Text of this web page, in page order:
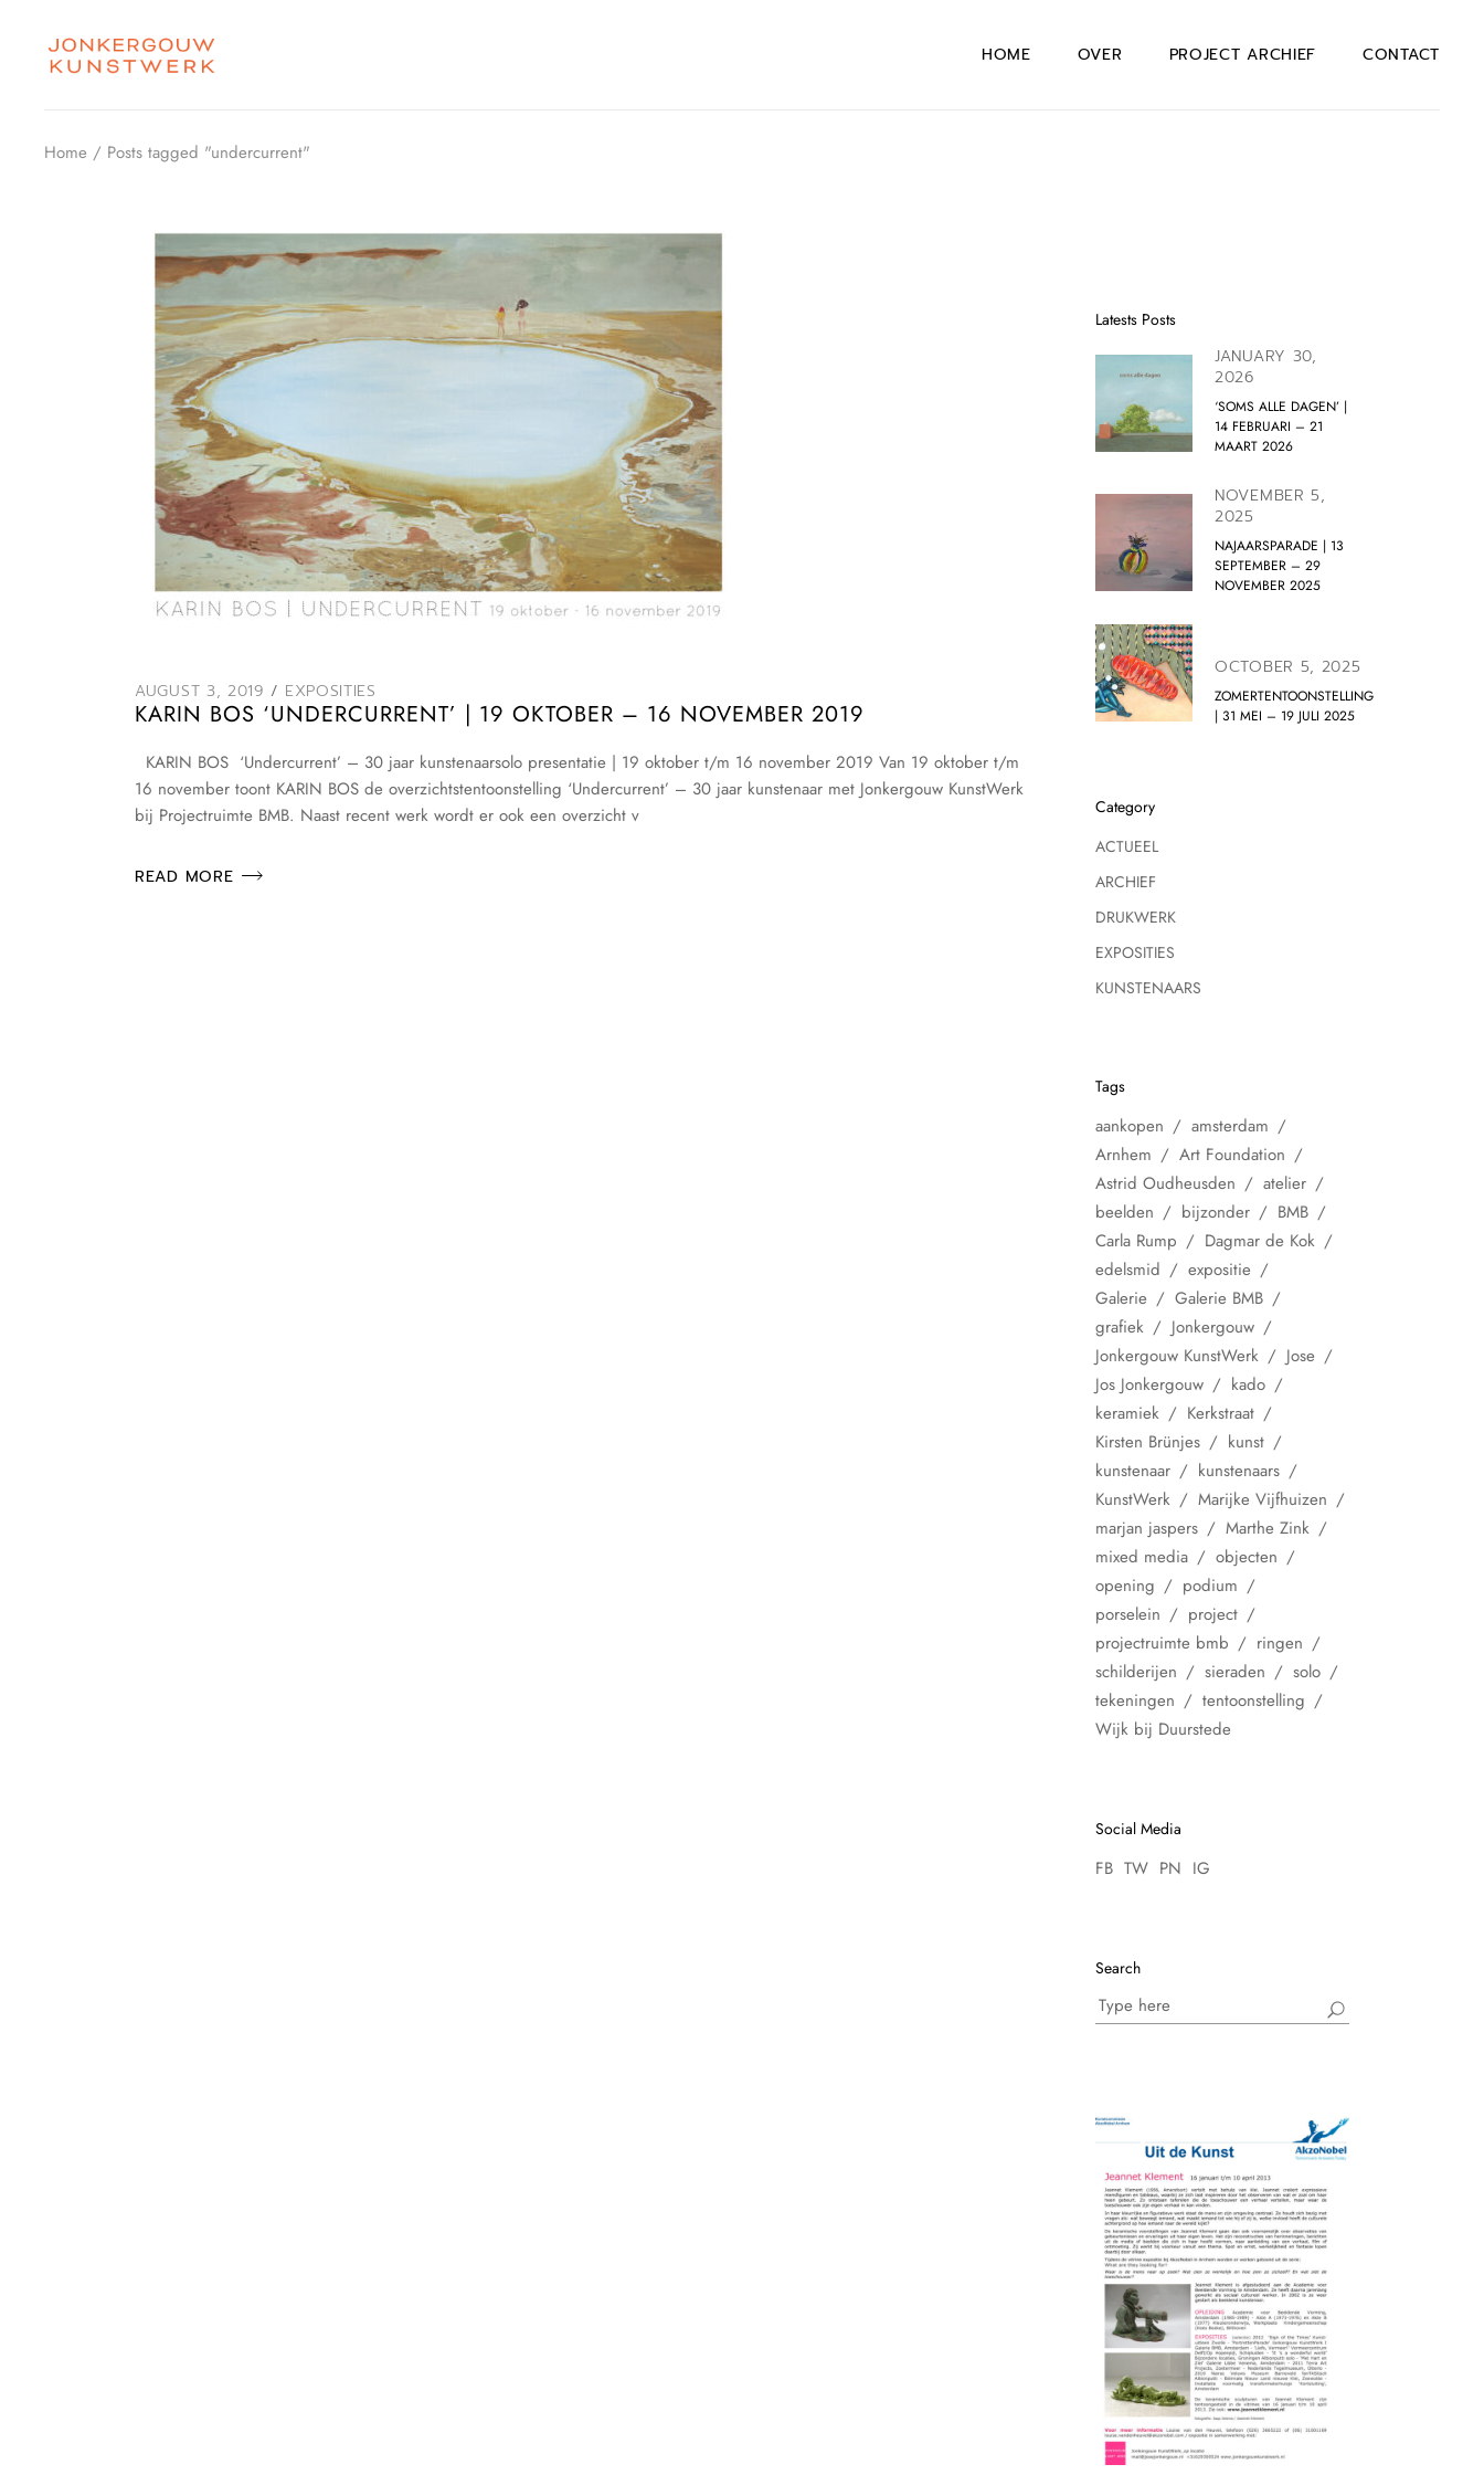
content HOME OVER PROJECT ARCHIEF CONTACT
Home Posts tagged "undercurrent"
AUGUST 3, 2019 EXPOSITIES
KARIN BOS ‘UNDERCURRENT’ | 19 OKTOBER – 16 NOVEMBER 2019
KARIN BOS ‘Undercurrent’ – 30 jaar kunstenaarsolo presentatie | 19 oktober t/m 16 november 2019 Van 19 oktober t/m
16 november toont KARIN BOS de overzichtstentoonstelling ‘Undercurrent’ – 30 jaar kunstenaar met Jonkergouw KunstWerk
bij Projectruimte BMB. Naast recent werk wordt er ook een overzicht v
READ MORE
Latests Posts
JANUARY 30,
2026
‘SOMS ALLE DAGEN’ |
14 FEBRUARI – 21
MAART 2026
NOVEMBER 5,
2025
NAJAARSPARADE | 13
SEPTEMBER – 29
NOVEMBER 2025
OCTOBER 5, 2025
ZOMERTENTOONSTELLING
| 31 MEI – 19 JULI 2025
Category
ACTUEEL
ARCHIEF
DRUKWERK
EXPOSITIES
KUNSTENAARS
Tags
aankopen
amsterdam
Arnhem
Art Foundation
Astrid Oudheusden
atelier
beelden
bijzonder
BMB
Carla Rump
Dagmar de Kok
edelsmid
expositie
Galerie
Galerie BMB
grafiek
Jonkergouw
Jonkergouw KunstWerk
Jose
Jos Jonkergouw
kado
keramiek
Kerkstraat
Kirsten Brünjes
kunst
kunstenaar
kunstenaars
KunstWerk
Marijke Vijfhuizen
marjan jaspers
Marthe Zink
mixed media
objecten
opening
podium
porselein
project
projectruimte bmb
ringen
schilderijen
sieraden
solo
tekeningen
tentoonstelling
Wijk bij Duurstede
Social Media
FB TW PN IG
Search
Search
for: